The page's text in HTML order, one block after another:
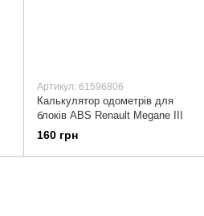
Артикул: 61596806
Калькулятор одометрів для
блоків ABS Renault Megane III
160 грн